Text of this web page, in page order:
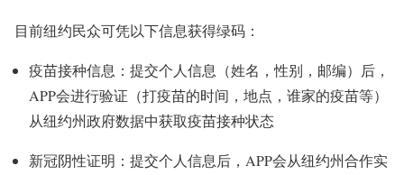
目前纽约民众可凭以下信息获得绿码：
疫苗接种信息：提交个人信息（姓名，性别，邮编）后，
APP会进行验证（打疫苗的时间，地点，谁家的疫苗等）
从纽约州政府数据中获取疫苗接种状态
新冠阴性证明：提交个人信息后，APP会从纽约州合作实